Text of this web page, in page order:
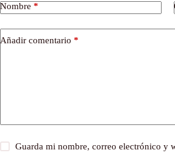
Nombre *
Añadir comentario *
Guarda mi nombre, correo electrónico y